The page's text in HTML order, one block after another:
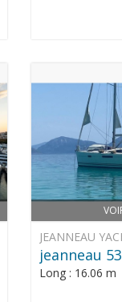
JEANNEAU
jeanneau 53
Long : 16.06